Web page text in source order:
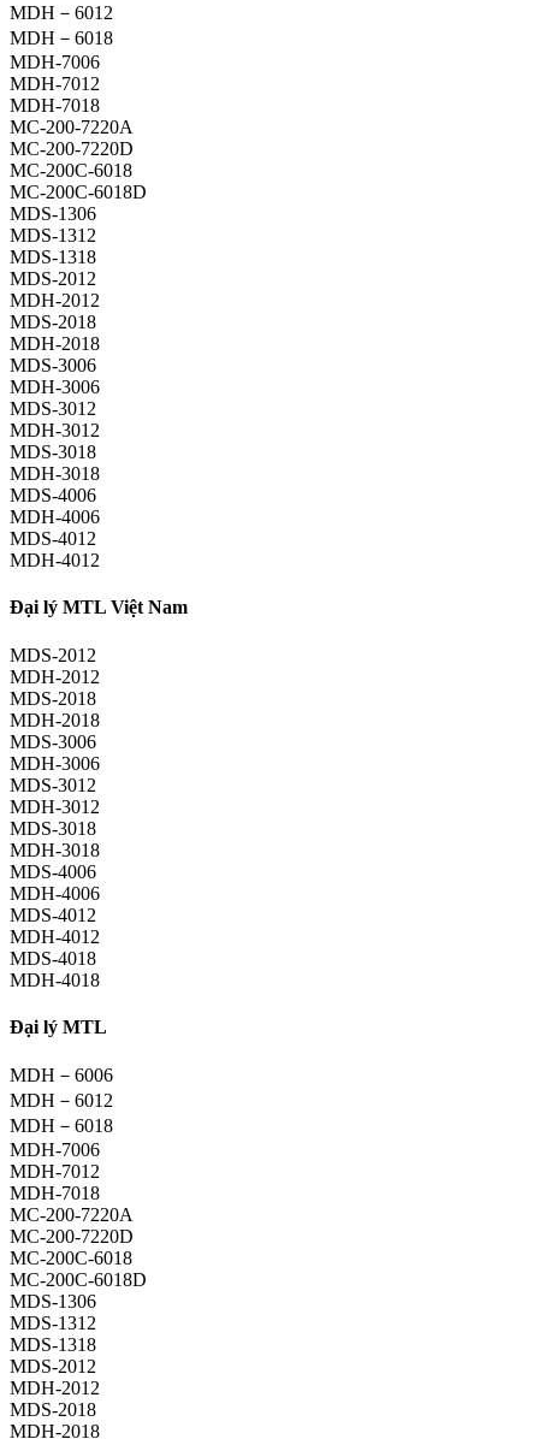
MDH－6012
MDH－6018
MDH-7006
MDH-7012
MDH-7018
MC-200-7220A
MC-200-7220D
MC-200C-6018
MC-200C-6018D
MDS-1306
MDS-1312
MDS-1318
MDS-2012
MDH-2012
MDS-2018
MDH-2018
MDS-3006
MDH-3006
MDS-3012
MDH-3012
MDS-3018
MDH-3018
MDS-4006
MDH-4006
MDS-4012
MDH-4012
Đại lý MTL Việt Nam
MDS-2012
MDH-2012
MDS-2018
MDH-2018
MDS-3006
MDH-3006
MDS-3012
MDH-3012
MDS-3018
MDH-3018
MDS-4006
MDH-4006
MDS-4012
MDH-4012
MDS-4018
MDH-4018
Đại lý MTL
MDH－6006
MDH－6012
MDH－6018
MDH-7006
MDH-7012
MDH-7018
MC-200-7220A
MC-200-7220D
MC-200C-6018
MC-200C-6018D
MDS-1306
MDS-1312
MDS-1318
MDS-2012
MDH-2012
MDS-2018
MDH-2018